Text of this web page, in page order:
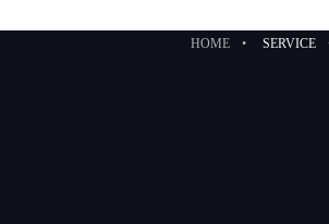
HOME SERVICE